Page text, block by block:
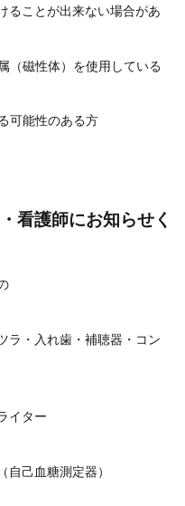
ることが出来ない場合があ
（磁性体）を使用している
可能性のある方
看護師にお知らせく
ラ・入れ歯・補聴器・コン
イター
己血糖測定器）